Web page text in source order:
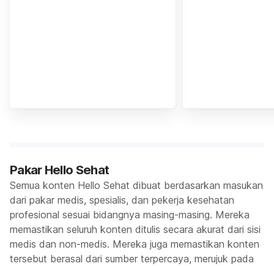
Pakar Hello Sehat
Semua konten Hello Sehat dibuat berdasarkan masukan
dari pakar medis, spesialis, dan pekerja kesehatan
profesional sesuai bidangnya masing-masing. Mereka
memastikan seluruh konten ditulis secara akurat dari sisi
medis dan non-medis. Mereka juga memastikan konten
tersebut berasal dari sumber terpercaya, merujuk pada